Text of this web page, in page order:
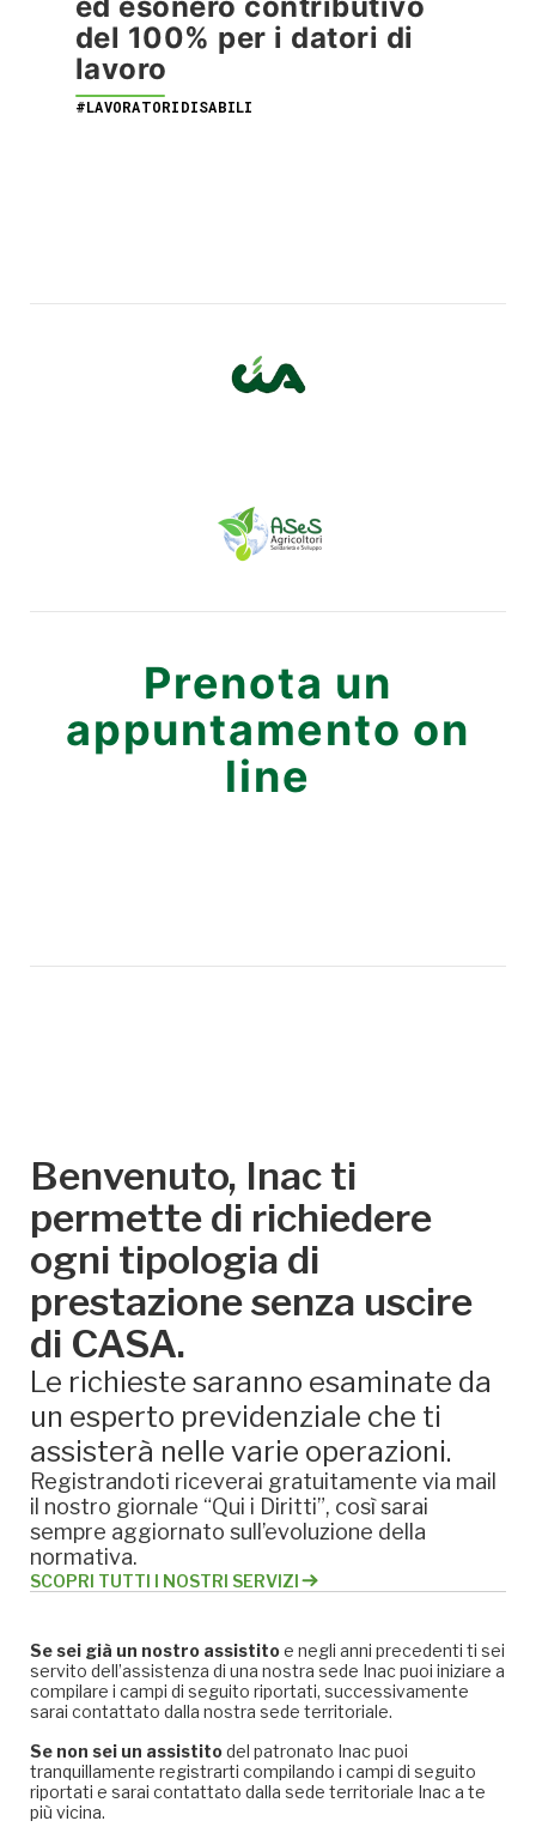
del 100% per i datori di
lavoro
#LAVORATORIDISABILI
Prenota un
appuntamento on
line
Benvenuto, Inac ti
permette di richiedere
ogni tipologia di
prestazione senza uscire
di CASA.
Le richieste saranno esaminate da
un esperto previdenziale che ti
assisterà nelle varie operazioni.
Registrandoti riceverai gratuitamente via mail
il nostro giornale “Qui i Diritti”, così sarai
sempre aggiornato sull’evoluzione della
normativa.
SCOPRI TUTTI I NOSTRI SERVIZI
Se sei già un nostro assistitoe negli anni precedenti ti sei
servito dell’assistenza di una nostra sede Inac puoi iniziare a
compilare i campi di seguito riportati, successivamente
sarai contattato dalla nostra sede territoriale.
Se non sei un assistitodel patronato Inac puoi
tranquillamente registrarti compilando i campi di seguito
riportati e sarai contattato dalla sede territoriale Inac a te
più vicina.